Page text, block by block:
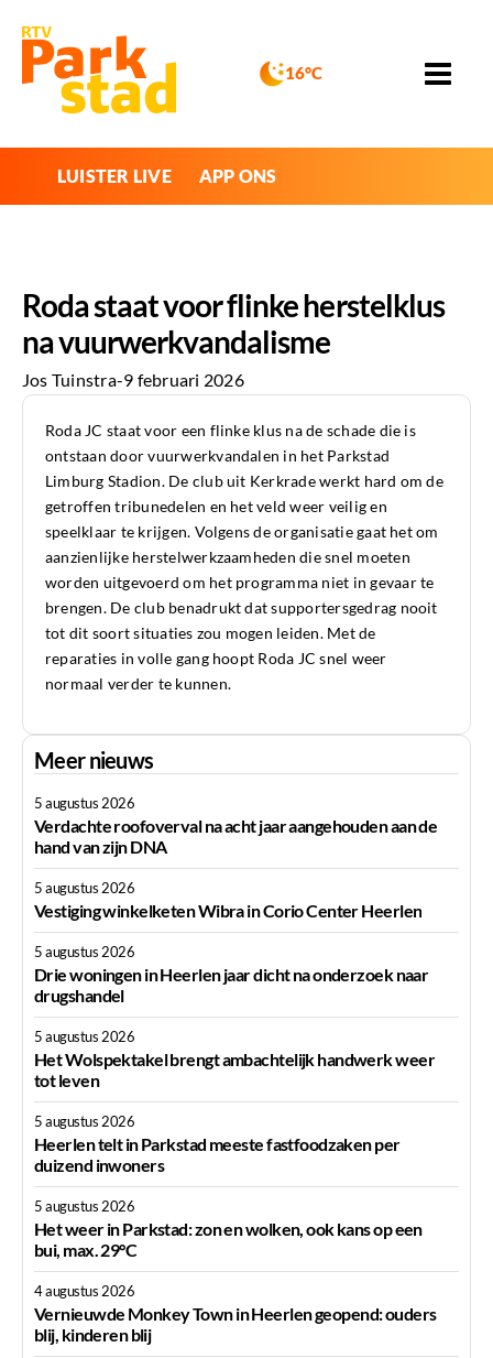
16°C
LUISTER LIVE APP ONS
Roda staat voor flinke herstelklus
na vuurwerkvandalisme
Jos Tuinstra-9 februari 2026
Roda JC staat voor een flinke klus na de schade die is
ontstaan door vuurwerkvandalen in het Parkstad
Limburg Stadion. De club uit Kerkrade werkt hard om de
getroffen tribunedelen en het veld weer veilig en
speelklaar te krijgen. Volgens de organisatie gaat het om
aanzienlijke herstelwerkzaamheden die snel moeten
worden uitgevoerd om het programma niet in gevaar te
brengen. De club benadrukt dat supportersgedrag nooit
tot dit soort situaties zou mogen leiden. Met de
reparaties in volle gang hoopt Roda JC snel weer
normaal verder te kunnen.
Meer nieuws
5 augustus 2026
Verdachte roofoverval na acht jaar aangehouden aan de
hand van zijn DNA
5 augustus 2026
Vestiging winkelketen Wibra in Corio Center Heerlen
5 augustus 2026
Drie woningen in Heerlen jaar dicht na onderzoek naar
drugshandel
5 augustus 2026
Het Wolspektakel brengt ambachtelijk handwerk weer
tot leven
5 augustus 2026
Heerlen telt in Parkstad meeste fastfoodzaken per
duizend inwoners
5 augustus 2026
Het weer in Parkstad: zon en wolken, ook kans op een
bui, max. 29°C
4 augustus 2026
Vernieuwde Monkey Town in Heerlen geopend: ouders
blij, kinderen blij